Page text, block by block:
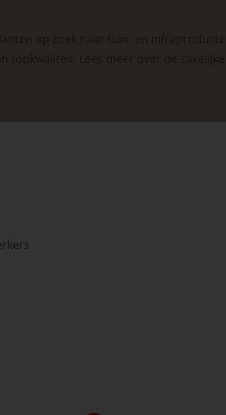
op zoek naar tuin- en
topkwaliteit. Lees meer over de